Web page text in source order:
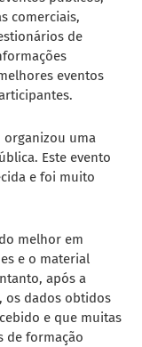
comerciais,
de
eventos
organizou uma
Este evento
e foi muito
melhor em
e o material
após a
os dados obtidos
e que muitas
de formação